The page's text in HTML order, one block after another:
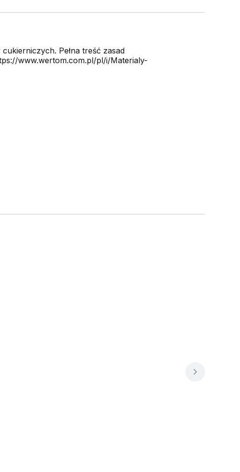
Pełna treść zasad
www.wertom.com.pl/pl/i/Materialy-